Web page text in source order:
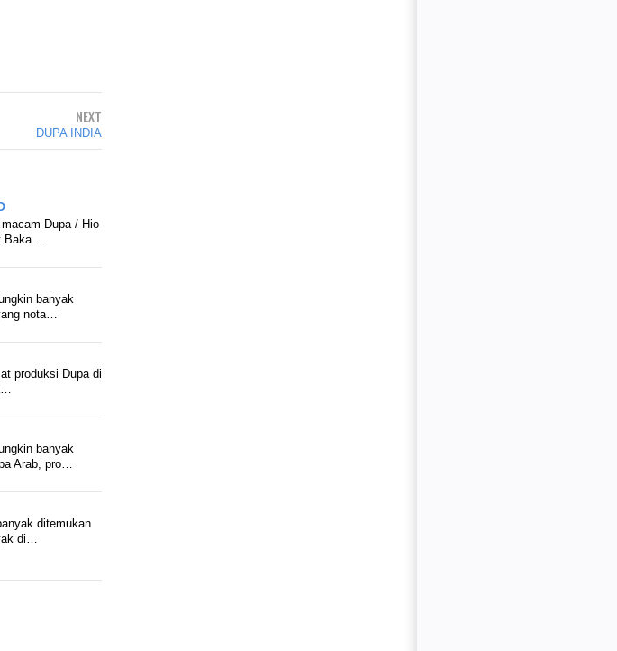
NEXT
DUPA INDIA
Dupa / Hio
Baka…
banyak
nota…
produksi Dupa di
banyak
Arab, pro…
ditemukan
di…